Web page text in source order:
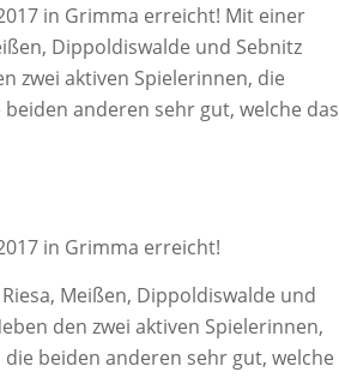
in Grimma erreicht! Mit einer
Dippoldiswalde und Sebnitz
zwei aktiven Spielerinnen, die
anderen sehr gut, welche das
in Grimma erreicht!
Meißen, Dippoldiswalde und
den zwei aktiven Spielerinnen,
beiden anderen sehr gut, welche